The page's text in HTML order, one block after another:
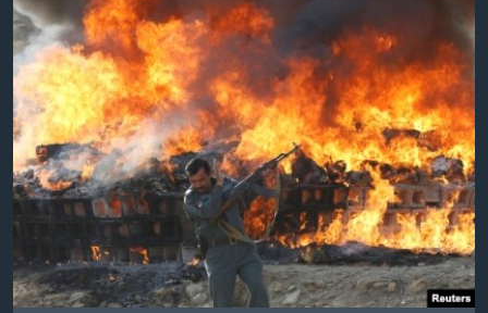
«ԱՄԵՐԻԿԱՅԻ ՁԱՅՆ»-Ի ԿԱՆՈՆԱԴՐՈՒԹՅՈՒՆ
ԿԱՊ ՄԵԶ ՀԵՏ
Learning English
ՀԵՏԵՒԵՔ ՄԵԶ
Լեզուներ